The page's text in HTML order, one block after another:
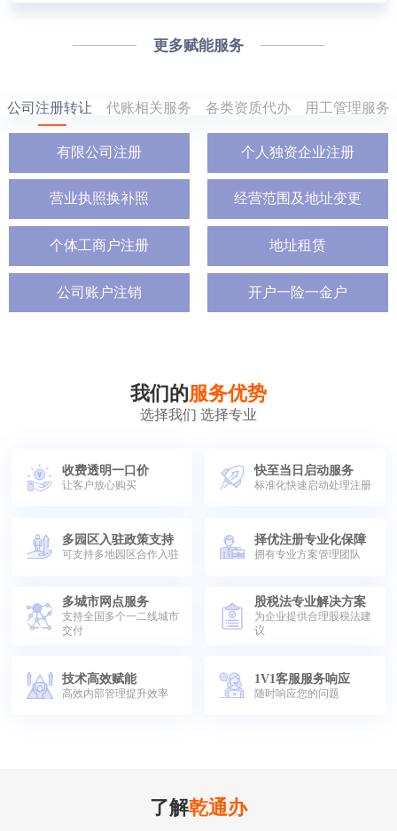
更多赋能服务
公司注册转让 代账相关服务 各类资质代办 用工管理服务
有限公司注册 个人独资企业注册
营业执照换补照 经营范围及地址变更
个体工商户注册 地址租赁
公司账户注销 开户一险一金户
我们的服务优势
选择我们 选择专业
收费透明一口价
让客户放心购买
快至当日启动服务
标准化快速启动处理注册
多园区入驻政策支持
可支持多地园区合作入驻
择优注册专业化保障
拥有专业方案管理团队
多城市网点服务
支持全国多个一二线城市
交付
股税法专业解决方案
为企业提供合理股税法建
议
技术高效赋能
高效内部管理提升效率
1V1客服服务响应
随时响应您的问题
了解乾通办